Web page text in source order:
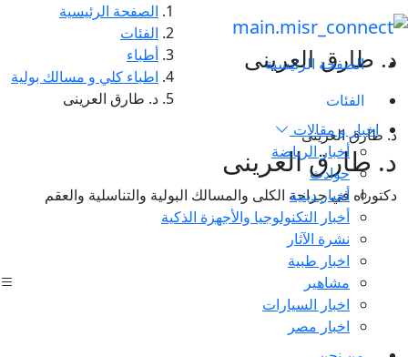
الصفحة الرئيسية
الفئات
اخبار و مقالات
أخبار الرياضة
حوادث
أخبار دينية
أخبار التكنولوجيا والأجهزة الذكية
نشرة الآثار
اخبار طبية
مشاهير
اخبار السيارات
اخبار مصر
د. طارق العرينى
الصفحة الرئيسية
الفئات
أطباء
اطباء كلي و مسالك بولية
د. طارق العرينى
د. طارق العرينى
د. طارق العرينى
دكتوراه في جراحة الكلى والمسالك البولية والتناسلية والعقم